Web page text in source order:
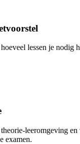
lessen je nodig
leeromgeving en
examen.